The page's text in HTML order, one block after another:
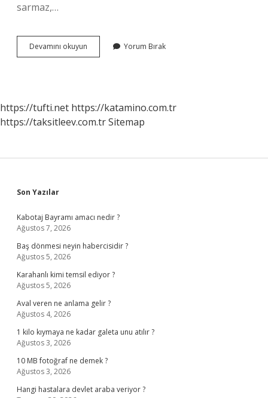
sarmaz,…
Devamını okuyun Comfort
Kalıp
Yorum Bırak
https://tufti.net https://katamino.com.tr
https://taksitleev.com.trSitemap
Sidebar
Son Yazılar
Kabotaj Bayramı amacı nedir ?
Ağustos 7, 2026
Baş dönmesi neyin habercisidir ?
Ağustos 5, 2026
Karahanlı kimi temsil ediyor ?
Ağustos 5, 2026
Aval veren ne anlama gelir ?
Ağustos 4, 2026
1 kilo kıymaya ne kadar galeta unu atılır ?
Ağustos 3, 2026
10 MB fotoğraf ne demek ?
Ağustos 3, 2026
Hangi hastalara devlet araba veriyor ?